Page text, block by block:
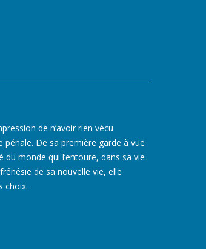
de n’avoir rien vécu
pénale. De sa première garde à vue
monde qui l’entoure, dans sa vie
de sa nouvelle vie, elle
choix.